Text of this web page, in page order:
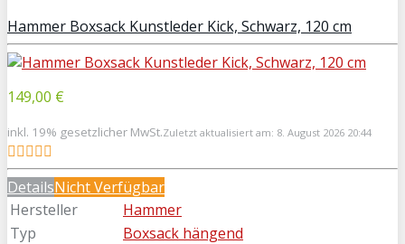
Hammer Boxsack Kunstleder Kick, Schwarz, 120 cm
149,00 €
inkl. 19% gesetzlicher MwSt.Zuletzt aktualisiert am: 8. August 2026 20:44
DetailsNicht Verfügbar
Hersteller
Hammer
Typ
Boxsack hängend